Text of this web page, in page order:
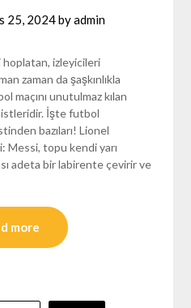
25, 2024byadmin
hoplatan, izleyicileri
zaman da şaşkınlıkla
maçını unutulmaz kılan
İşte futbol
bazıları! Lionel
Messi, topu kendi yarı
adeta bir labirente çevirir ve
more